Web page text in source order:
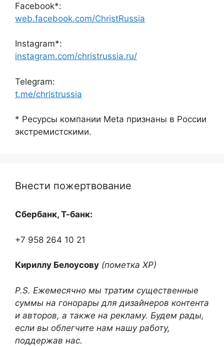
Facebook*:
web.facebook.com/ChristRussia
Instagram*:
instagram.com/christrussia.ru/
Telegram:
t.me/christrussia
* Ресурсы компании Meta признаны в России
экстремистскими.
Внести пожертвование
Сбербанк, Т-банк:
+7 958 264 10 21
Кириллу Белоусову (пометка ХР)
P.S. Ежемесячно мы тратим существенные
суммы на гонорары для дизайнеров контента
и авторов, а также на рекламу. Будем рады,
если вы облегчите нам нашу работу,
поддержав нас.